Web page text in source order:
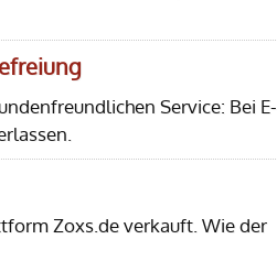
Service: Bei E-
Zoxs.de verkauft. Wie der